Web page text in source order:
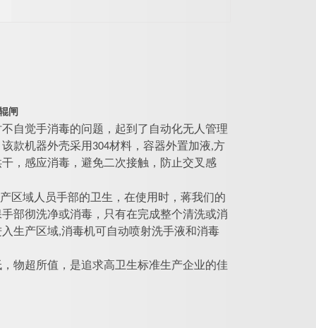
闸
自觉手消毒的问题，起到了自动化无人管理
款机器外壳采用304材料，容器外置加液,方
，感应消毒，避免二次接触，防止交叉感
区域人员手部的卫生，在使用时，蒋我们的
部彻洗净或消毒，只有在完成整个清洗或消
生产区域,消毒机可自动喷射洗手液和消毒
物超所值，是追求高卫生标准生产企业的佳